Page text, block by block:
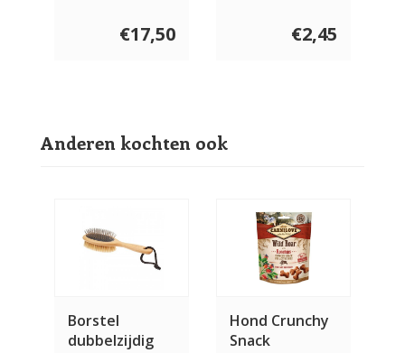
€17,50 €2,45
Anderen kochten ook
Borstel
dubbelzijdig
Hond Crunchy
Snack